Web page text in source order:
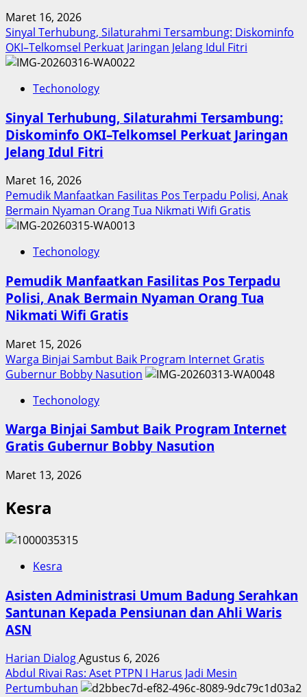
Penghargaan
Nasional
Maret 16, 2026
Sinyal Terhubung, Silaturahmi Tersambung: Diskominfo
OKI–Telkomsel Perkuat Jaringan Jelang Idul Fitri
Techonology
Sinyal Terhubung, Silaturahmi Tersambung:
Diskominfo OKI–Telkomsel Perkuat Jaringan
Jelang Idul Fitri
Maret 16, 2026
Pemudik Manfaatkan Fasilitas Pos Terpadu Polisi, Anak
Bermain Nyaman Orang Tua Nikmati Wifi Gratis
Techonology
Pemudik Manfaatkan Fasilitas Pos Terpadu
Polisi, Anak Bermain Nyaman Orang Tua
Nikmati Wifi Gratis
Maret 15, 2026
Warga Binjai Sambut Baik Program Internet Gratis
Gubernur Bobby Nasution
Techonology
Warga Binjai Sambut Baik Program Internet
Gratis Gubernur Bobby Nasution
Maret 13, 2026
Kesra
Kesra
Asisten Administrasi Umum Badung Serahkan
Santunan Kepada Pensiunan dan Ahli Waris
ASN
Harian DialogAgustus 6, 2026
Abdul Rivai Ras: Aset PTPN I Harus Jadi Mesin
Pertumbuhan